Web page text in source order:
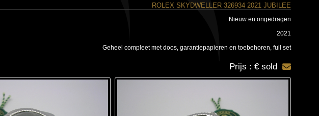
ROLEX SKYDWELLER 326934 2021 JUBILEE
Nieuw en ongedragen
2021
Geheel compleet met doos, garantiepapieren en toebehoren, full set
Prijs : € sold